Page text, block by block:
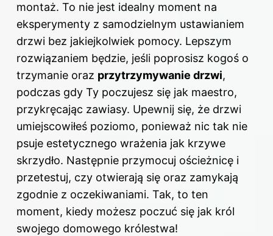
montaż. To nie jest idealny moment na
eksperymenty z samodzielnym ustawianiem
drzwi bez jakiejkolwiek pomocy. Lepszym
rozwiązaniem będzie, jeśli poprosisz kogoś o
trzymanie oraz przytrzymywanie drzwi,
podczas gdy Ty poczujesz się jak maestro,
przykręcając zawiasy. Upewnij się, że drzwi
umiejscowiłeś poziomo, ponieważ nic tak nie
psuje estetycznego wrażenia jak krzywe
skrzydło. Następnie przymocuj ościeżnicę i
przetestuj, czy otwierają się oraz zamykają
zgodnie z oczekiwaniami. Tak, to ten
moment, kiedy możesz poczuć się jak król
swojego domowego królestwa!